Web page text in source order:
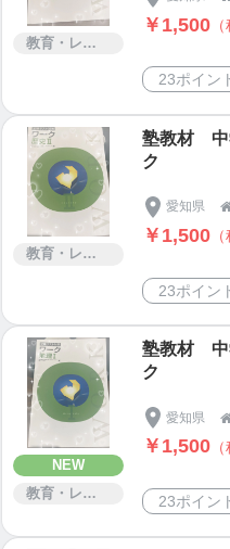
教育・レッスン・講習
￥1,500
23ポイン
教育・レッスン・講習
塾教材 中
ク
愛知県
￥1,500
23ポイン
NEW
教育・レッスン・講習
塾教材 中
ク
愛知県
￥1,500
23ポイン